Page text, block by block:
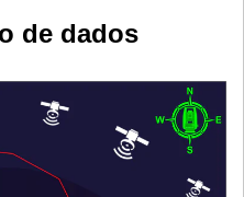
de dados